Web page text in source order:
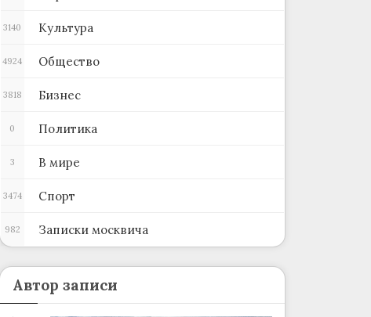
Культура
3140
Общество
4924
Бизнес
3818
Политика
0
В мире
3
Спорт
3474
Записки москвича
982
Автор записи